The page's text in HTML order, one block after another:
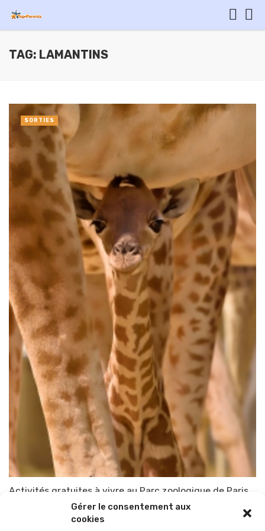
Gérer le consentement aux
cookies
TAG: LAMANTINS
Activités gratuites à vivre au Parc zoologique de Paris
TOP-PARENTS 13 février 2015
SORTIES